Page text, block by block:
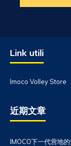
Link utili
Imoco Volley Store
近期文章
IMOCO下一代营地